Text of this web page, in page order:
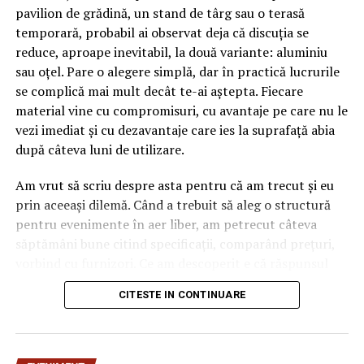
pavilion de grădină, un stand de târg sau o terasă
temporară, probabil ai observat deja că discuția se
reduce, aproape inevitabil, la două variante: aluminiu
sau oțel. Pare o alegere simplă, dar în practică lucrurile
se complică mai mult decât te-ai aștepta. Fiecare
material vine cu compromisuri, cu avantaje pe care nu le
vezi imediat și cu dezavantaje care ies la suprafață abia
după câteva luni de utilizare.
Am vrut să scriu despre asta pentru că am trecut și eu
prin aceeași dilemă. Când a trebuit să aleg o structură
pentru evenimente în aer liber, am petrecut câteva
săptămâni bune citind specificații, comparând prețuri,
„corect” depinde mult de context, de cât de des muți
pavilionul și de ce condiții meteo ai de înfruntat.
CITESTE IN CONTINUARE